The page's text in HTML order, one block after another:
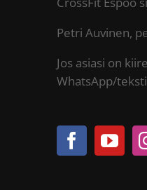
Petri Auvinen,
Jos asiasi on
WhatsApp/